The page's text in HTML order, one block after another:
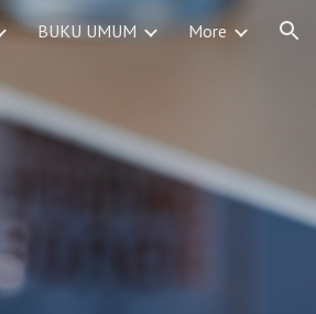
BUKU UMUM More